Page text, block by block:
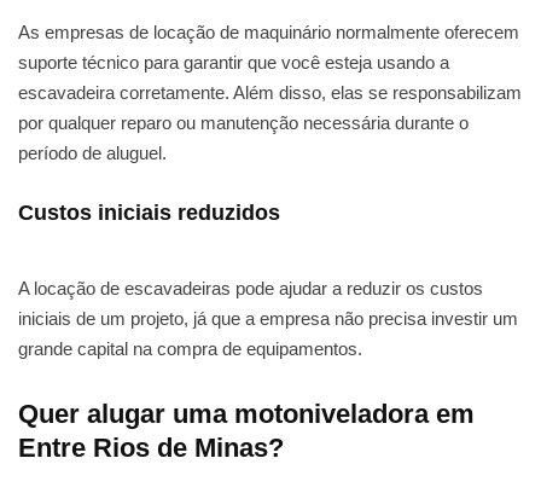
As empresas de locação de maquinário normalmente oferecem
suporte técnico para garantir que você esteja usando a
escavadeira corretamente. Além disso, elas se responsabilizam
por qualquer reparo ou manutenção necessária durante o
período de aluguel.
Custos iniciais reduzidos
A locação de escavadeiras pode ajudar a reduzir os custos
iniciais de um projeto, já que a empresa não precisa investir um
grande capital na compra de equipamentos.
Quer alugar uma motoniveladora em
Entre Rios de Minas?